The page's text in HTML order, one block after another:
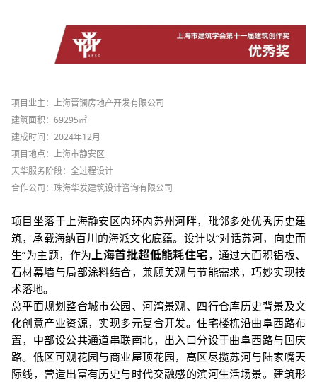
项目业主： 上海晋镧房地产开发有限公司
建筑面积： 69295㎡
建成时间： 2024年12月
项目地点：上海市静安区
天华服务阶段：全过程设计
合作公司：珠海华发建筑设计咨询有限公司
项目坐落于上海静安区内环内苏州河畔，毗邻多处优秀历史建
筑，承载海纳百川的海派文化底蕴。设计以“对话苏河，向史而
生”为主题，作为上海首批超低能耗住宅，通过大面积铝板、
石材幕墙与局部涂料结合，兼顾美观与节能需求，巧妙实现技
术落地。
总平面规划整合城市公园、河湾景观、四行仓库历史背景及文
化创意产业资源，实现多元复合开发。住宅楼栋沿曲阜西路布
置，中部设公共通道串联南北，出入口分设于曲阜西路与国庆
路。低区可观花园与商业屋顶花园，高区尽揽苏河与陆家嘴天
际线，营造出富有历史与时代交融感的滨河生活场景。建筑形